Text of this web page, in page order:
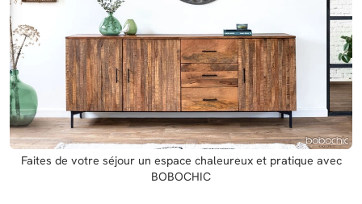
Faites de votre séjour un espace chaleureux et pratique avec
BOBOCHIC